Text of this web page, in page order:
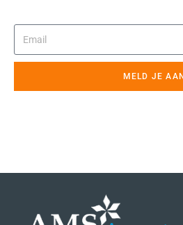
MELD JE